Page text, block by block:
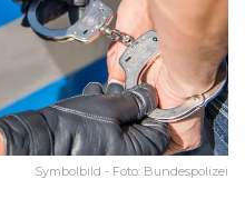
Symbolbild - Foto: Bundespolizei